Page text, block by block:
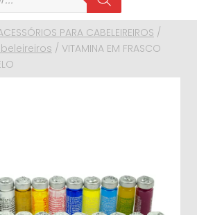
PARA CABELEIREIROS /
/ VITAMINA EM FRASCO